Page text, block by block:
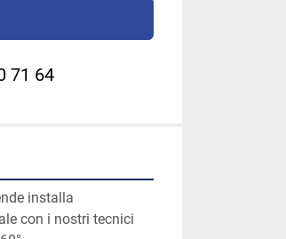
71 64
installa
con i nostri tecnici